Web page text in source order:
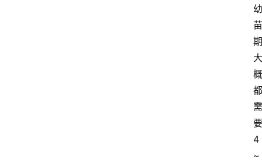
幼
苗
期
大
概
都
需
要
4
~